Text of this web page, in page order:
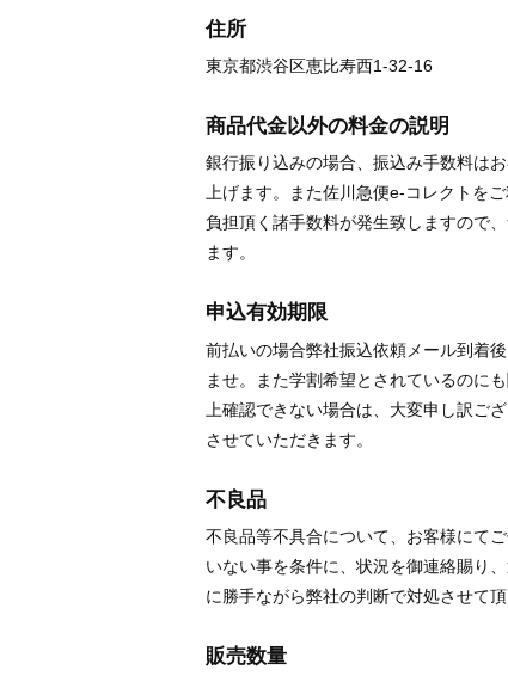
住所
東京都渋谷区恵比寿西1-32-16
商品代金以外の料金の説明
銀行振り込みの場合、振込み手数料は
上げます。また佐川急便e-コレクトを
負担頂く諸手数料が発生致しますので
ます。
申込有効期限
前払いの場合弊社振込依頼メール到着
ませ。また学割希望とされているのに
上確認できない場合は、大変申し訳ご
させていただきます。
不良品
不良品等不具合について、お客様にて
いない事を条件に、状況を御連絡賜り
に勝手ながら弊社の判断で対処させて頂
販売数量